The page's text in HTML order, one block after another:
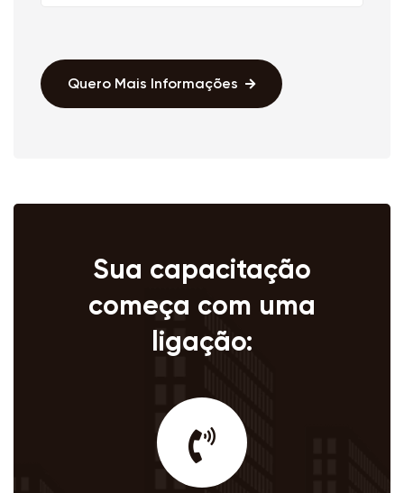
Quero Mais Informações
Sua capacitação
começa com uma
ligação: